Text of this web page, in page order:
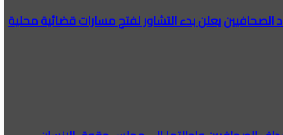
يعلن بدء التشاور لفتح مسارات قضائية محلية